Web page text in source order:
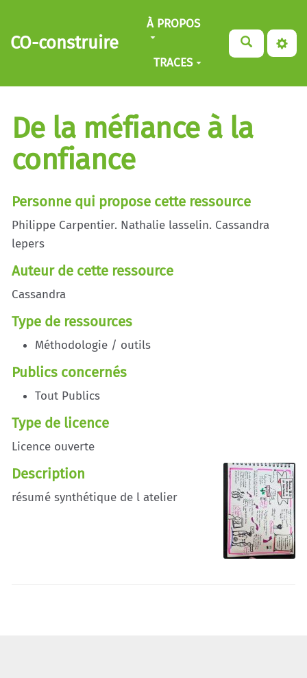
Aller au contenu principal
CO-construire
À PROPOS
TRACES
De la méfiance à la
confiance
Personne qui propose cette ressource
Philippe Carpentier. Nathalie lasselin. Cassandra
lepers
Auteur de cette ressource
Cassandra
Type de ressources
Méthodologie / outils
Publics concernés
Tout Publics
Type de licence
Licence ouverte
Description
résumé synthétique de l atelier